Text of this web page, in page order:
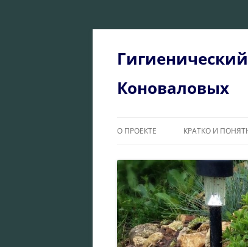
Перейти
Коноваловых
О ПРОЕКТЕ КРАТКО И